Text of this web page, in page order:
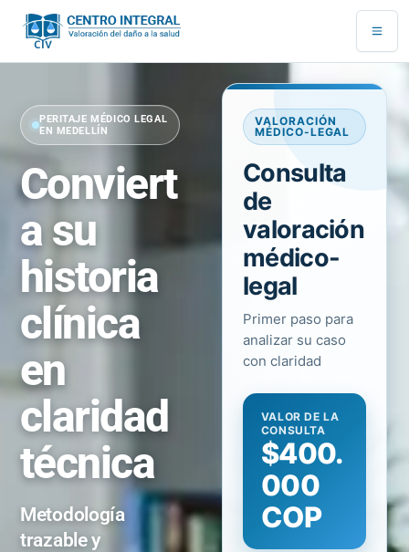
contenido
PERITAJE MÉDICO LEGAL
EN MEDELLÍN
Conviert
a su
historia
clínica
en
claridad
técnica
Metodología
trazable y
VALORACIÓN
MÉDICO-LEGAL
Consulta
de
valoración
médico-
legal
Primer paso para
analizar su caso
con claridad
VALOR DE LA
CONSULTA
$400.
000
COP